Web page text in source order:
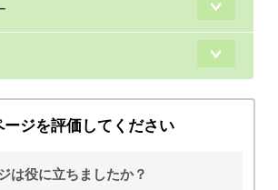
ージを評価してください
は役に立ちましたか？